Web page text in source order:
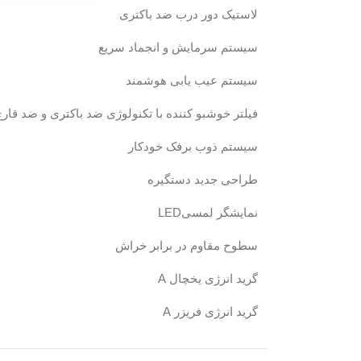
لاستیک دور درب ضد باکتری
سیستم سرمایش و انجماد سریع
سیستم عیب یابی هوشمند
فیلتر خوشبو کننده با تکنولوژی ضد باکتری و ضد
سیستم ذوب برفک خودکار
طراحی جدید دستگیره
نمایشگر لمسیLED
سطوح مقاوم در برابر خراش
گرید انرژی یخچال A
گرید انرژی فریزر A